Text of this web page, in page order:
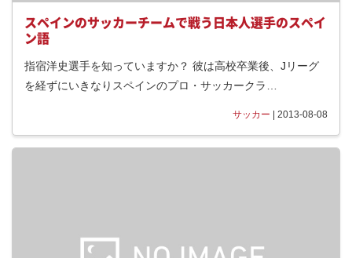
スペインのサッカーチームで戦う日本人選手のスペイ
ン語
指宿洋史選手を知っていますか？ 彼は高校卒業後、Jリーグ
を経ずにいきなりスペインのプロ・サッカークラ…
サッカー | 2013-08-08